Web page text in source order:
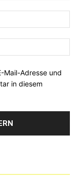
Mail-Adresse und
in diesem